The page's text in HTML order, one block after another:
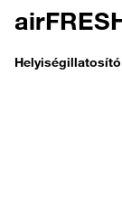
Helyiségillatosító